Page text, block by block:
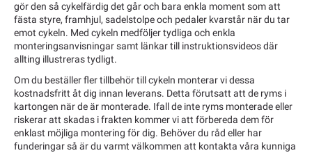
gör den så cykelfärdig det går och bara enkla moment som att
fästa styre, framhjul, sadelstolpe och pedaler kvarstår när du tar
emot cykeln. Med cykeln medföljer tydliga och enkla
monteringsanvisningar samt länkar till instruktionsvideos där
allting illustreras tydligt.
Om du beställer fler tillbehör till cykeln monterar vi dessa
kostnadsfritt åt dig innan leverans. Detta förutsatt att de ryms i
kartongen när de är monterade. Ifall de inte ryms monterade eller
riskerar att skadas i frakten kommer vi att förbereda dem för
enklast möjliga montering för dig. Behöver du råd eller har
funderingar så är du varmt välkommen att kontakta våra kunniga